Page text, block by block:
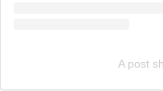
A post